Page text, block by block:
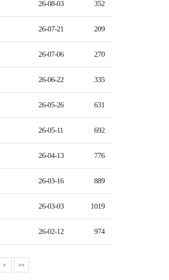
26-08-03 352
26-07-21 209
26-07-06 270
26-06-22 335
26-05-26 631
26-05-11 692
26-04-13 776
26-03-16 889
26-03-03 1019
26-02-12 974
> >>